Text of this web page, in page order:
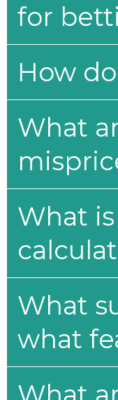
for
How
What
What
What
what